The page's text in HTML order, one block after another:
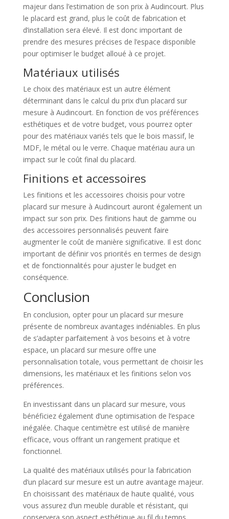
majeur dans l’estimation de son prix à Audincourt. Plus
le placard est grand, plus le coût de fabrication et
d’installation sera élevé. Il est donc important de
prendre des mesures précises de l’espace disponible
pour optimiser le budget alloué à ce projet.
Matériaux utilisés
Le choix des matériaux est un autre élément
déterminant dans le calcul du prix d’un placard sur
mesure à Audincourt. En fonction de vos préférences
esthétiques et de votre budget, vous pourrez opter
pour des matériaux variés tels que le bois massif, le
MDF, le métal ou le verre. Chaque matériau aura un
impact sur le coût final du placard.
Finitions et accessoires
Les finitions et les accessoires choisis pour votre
placard sur mesure à Audincourt auront également un
impact sur son prix. Des finitions haut de gamme ou
des accessoires personnalisés peuvent faire
augmenter le coût de manière significative. Il est donc
important de définir vos priorités en termes de design
et de fonctionnalités pour ajuster le budget en
conséquence.
Conclusion
En conclusion, opter pour un placard sur mesure
présente de nombreux avantages indéniables. En plus
de s’adapter parfaitement à vos besoins et à votre
espace, un placard sur mesure offre une
personnalisation totale, vous permettant de choisir les
dimensions, les matériaux et les finitions selon vos
préférences.
En investissant dans un placard sur mesure, vous
bénéficiez également d’une optimisation de l’espace
inégalée. Chaque centimètre est utilisé de manière
efficace, vous offrant un rangement pratique et
fonctionnel.
La qualité des matériaux utilisés pour la fabrication
d’un placard sur mesure est un autre avantage majeur.
En choisissant des matériaux de haute qualité, vous
vous assurez d’un meuble durable et résistant, qui